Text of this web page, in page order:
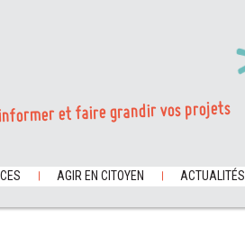
et faire grandir vos projets
AGIR EN CITOYEN ACTUALITÉS